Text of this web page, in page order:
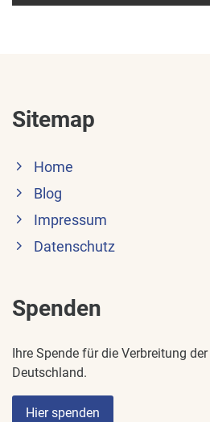
Sitemap
Home
Blog
Impressum
Datenschutz
Spenden
Ihre Spende für die Verbreitung
Deutschland.
Hier spenden